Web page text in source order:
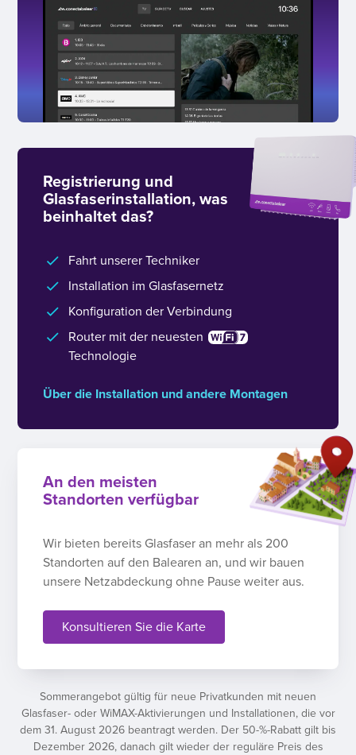
Registrierung und
Glasfaserinstallation, was
beinhaltet das?
Fahrt unserer Techniker
Installation im Glasfasernetz
Konfiguration der Verbindung
Router mit der neuesten
Technologie
Über die Installation und andere Montagen
An den meisten
Standorten verfügbar
Wir bieten bereits Glasfaser an mehr als 200
Standorten auf den Balearen an, und wir bauen
unsere Netzabdeckung ohne Pause weiter aus.
Konsultieren Sie die Karte
Sommerangebot gültig für neue Privatkunden mit neuen
Glasfaser- oder WiMAX-Aktivierungen und Installationen, die vor
dem 31. August 2026 beantragt werden. Der 50-%-Rabatt gilt bis
Dezember 2026, danach gilt wieder der reguläre Preis des